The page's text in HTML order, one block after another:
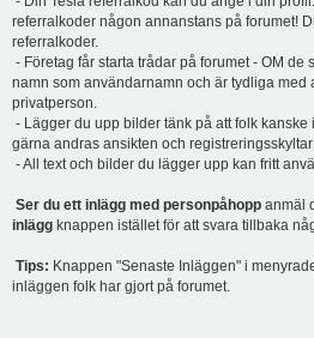
referralkoder någon annanstans på forumet!
referralkoder.
- Företag får starta trådar på forumet - OM de
namn som användarnamn och är tydliga med
privatperson.
- Lägger du upp bilder tänk på att folk
gärna andras ansikten och
- All text och bilder du lägger upp kan fritt
Ser du ett inlägg med personpåhopp anmäl
inlägg knappen istället för att svara tillbaka
Tips: Knappen "Senaste Inläggen" i
inläggen folk har gjort på forumet.